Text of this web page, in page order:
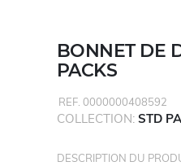
BONNET DE
PACKS
REF. 0000000408592
COLLECTION: STD
DESCRIPTION DU